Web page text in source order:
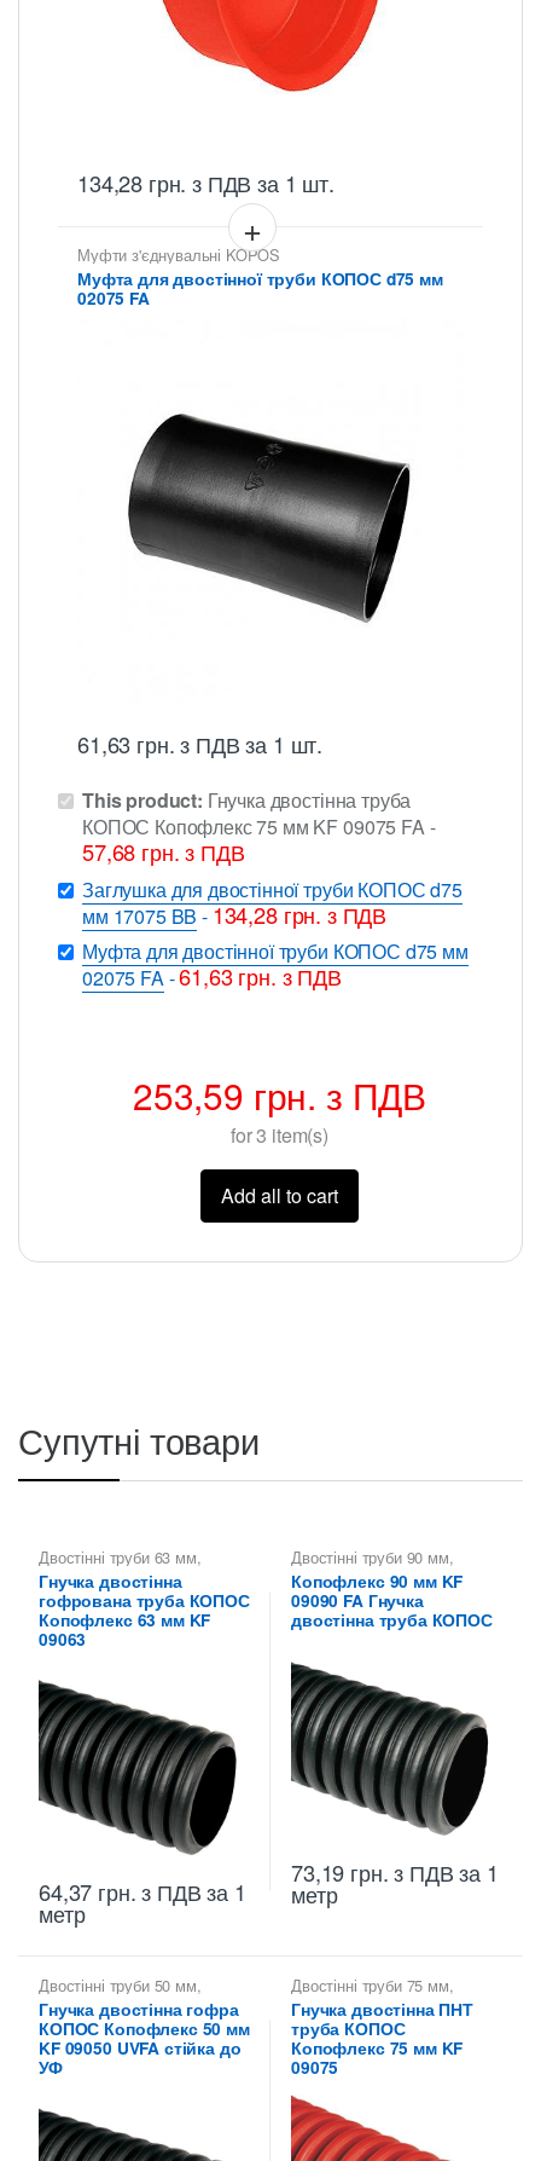
134,28 грн. з ПДВ за 1 шт.
Муфти з'єднувальні KOPOS
Муфта для двостінної труби КОПОС d75 мм
02075 FA
61,63 грн.з ПДВ за 1 шт.
This product: Гнучка двостінна труба
КОПОС Копофлекс 75 мм KF 09075 FA-
57,68 грн.з ПДВ
Заглушка для двостінної труби КОПОС d75
мм 17075 BB -134,28грн.з ПДВ
Муфта для двостінної труби КОПОС d75 мм
02075 FA-61,63грн.з ПДВ
253,59 грн. з ПДВ
for3 item(s)
Add all to cart
Супутні товари
Двостінні труби 63 мм,
Копофлекс КОПОС — гнучкі
двостінні труби,Труби
двостінні KOPOS -
Копофлекс Коподур
Гнучка двостінна
гофрована труба КОПОС
Копофлекс 63 мм KF
09063
64,37 грн.з ПДВ за 1
метр
Двостінні труби 90 мм,
Двостінні труби для
прокладки кабелю в землі
Копофлекс КОПОС — гнучкі
двостінні труби,Труби
двостінні KOPOS -
Копофлекс 90 мм KF
09090 FA Гнучка
двостінна труба КОПОС
73,19 грн.з ПДВ за 1
метр
Двостінні труби 50 мм,
Копофлекс КОПОС — гнучкі
двостінні труби,Труби
двостінні KOPOS -
Копофлекс Коподур
Гнучка двостінна гофра
КОПОС Копофлекс 50 мм
KF 09050 UVFA стійка до
УФ
Двостінні труби 75 мм,
Копофлекс КОПОС — гнучкі
двостінні труби,Труби
двостінні KOPOS -
Копофлекс Коподур
Гнучка двостінна ПНТ
труба КОПОС
Копофлекс 75 мм KF
09075